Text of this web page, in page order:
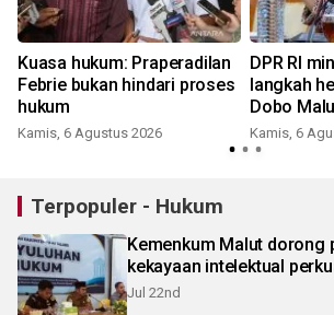
Kuasa hukum: Praperadilan
Febrie bukan hindari proses
hukum
Kamis, 6 Agustus 2026
DPR RI
langkah
Dobo
Kamis, 6
Terpopuler - Hukum
Kemenkum Malut dorong
kekayaan intelektual
Jul 22nd